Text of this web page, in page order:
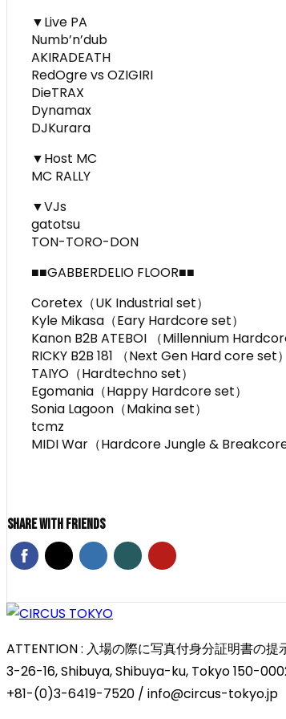
▼Live PA
Numb’n’dub
AKIRADEATH
RedOgre vs OZIGIRI
DieTRAX
Dynamax
DJKurara
▼Host MC
MC RALLY
▼VJs
gatotsu
TON-TORO-DON
■■GABBERDELIO FLOOR■■
Coretex（UK Industrial set）
Kyle Mikasa（Eary Hardcore set）
Kanon B2B ATEBOI （Millennium
RICKY B2B 181 （Next Gen Hard core set）
TAIYO（Hardtechno set）
Egomania（Happy Hardcore set）
Sonia Lagoon（Makina set）
tcmz
MIDI War（Hardcore Jungle & Breakcore
Share With Friends
ATTENTION : 入場の際に写真付身分証明書の
3-26-16, Shibuya, Shibuya-ku, Tokyo 150-
+81-(0)3-6419-7520 / info@circus-tokyo.jp